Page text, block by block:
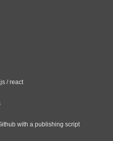
/ react
with a publishing script